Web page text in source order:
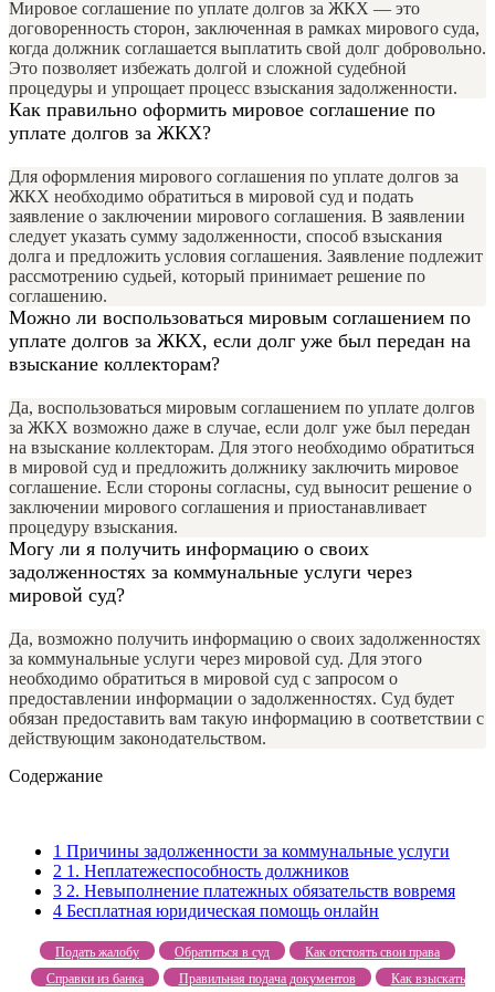
Мировое соглашение по уплате долгов за ЖКХ — это
договоренность сторон, заключенная в рамках мирового суда,
когда должник соглашается выплатить свой долг добровольно.
Это позволяет избежать долгой и сложной судебной
процедуры и упрощает процесс взыскания задолженности.
Как правильно оформить мировое соглашение по
уплате долгов за ЖКХ?
Для оформления мирового соглашения по уплате долгов за
ЖКХ необходимо обратиться в мировой суд и подать
заявление о заключении мирового соглашения. В заявлении
следует указать сумму задолженности, способ взыскания
долга и предложить условия соглашения. Заявление подлежит
рассмотрению судьей, который принимает решение по
соглашению.
Можно ли воспользоваться мировым соглашением по
уплате долгов за ЖКХ, если долг уже был передан на
взыскание коллекторам?
Да, воспользоваться мировым соглашением по уплате долгов
за ЖКХ возможно даже в случае, если долг уже был передан
на взыскание коллекторам. Для этого необходимо обратиться
в мировой суд и предложить должнику заключить мировое
соглашение. Если стороны согласны, суд выносит решение о
заключении мирового соглашения и приостанавливает
процедуру взыскания.
Могу ли я получить информацию о своих
задолженностях за коммунальные услуги через
мировой суд?
Да, возможно получить информацию о своих задолженностях
за коммунальные услуги через мировой суд. Для этого
необходимо обратиться в мировой суд с запросом о
предоставлении информации о задолженностях. Суд будет
обязан предоставить вам такую информацию в соответствии с
действующим законодательством.
Содержание
1 Причины задолженности за коммунальные услуги
2 1. Неплатежеспособность должников
3 2. Невыполнение платежных обязательств вовремя
4 Бесплатная юридическая помощь онлайн
Подать жалобу Обратиться в суд
Как отстоять свои права
Справки из банка
Правильная подача документов
Как взыскать